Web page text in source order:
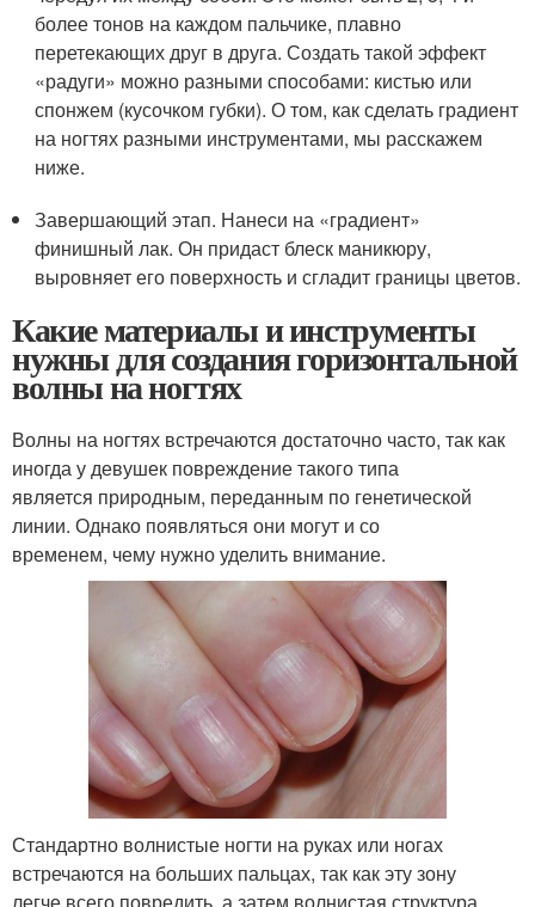
более тонов на каждом пальчике, плавно
перетекающих друг в друга. Создать такой эффект
«радуги» можно разными способами: кистью или
спонжем (кусочком губки). О том, как сделать градиент
на ногтях разными инструментами, мы расскажем
ниже.
Завершающий этап. Нанеси на «градиент»
финишный лак. Он придаст блеск маникюру,
выровняет его поверхность и сгладит границы цветов.
Какие материалы и инструменты
нужны для создания горизонтальной
волны на ногтях
Волны на ногтях встречаются достаточно часто, так как
иногда у девушек повреждение такого типа
является природным, переданным по генетической
линии. Однако появляться они могут и со
временем, чему нужно уделить внимание.
Стандартно волнистые ногти на руках или ногах
встречаются на больших пальцах, так как эту зону